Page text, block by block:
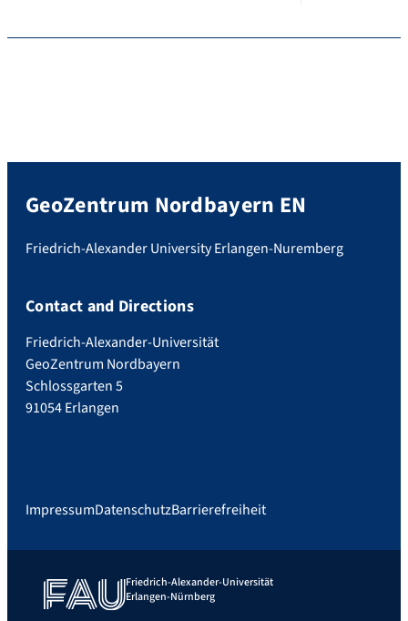
GeoZentrum Nordbayern EN
Friedrich-Alexander University Erlangen-Nuremberg
Contact and Directions
Friedrich-Alexander-Universität
GeoZentrum Nordbayern
Schlossgarten 5
91054 Erlangen
ImpressumDatenschutzBarrierefreiheit
Friedrich-Alexander-Universität
Erlangen-Nürnberg